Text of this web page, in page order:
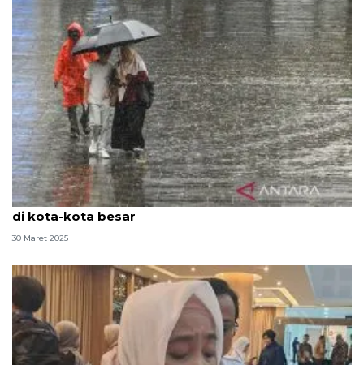
H-1 Lebaran, BMKG prakirakan hujan ringan terjadi
di kota-kota besar
30 Maret 2025